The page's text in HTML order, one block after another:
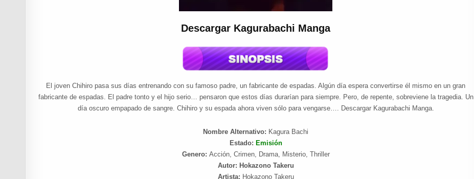
Descargar Kagurabachi Manga
El joven Chihiro pasa sus días entrenando con su famoso padre, un fabricante de espadas. Algún día espera convertirse él mismo en un gran
fabricante de espadas. El padre tonto y el hijo serio… pensaron que estos días durarían para siempre. Pero, de repente, sobreviene la tragedia. Un
día oscuro empapado de sangre. Chihiro y su espada ahora viven sólo para vengarse…. Descargar Kagurabachi Manga.
Nombre Alternativo: Kagura Bachi
Estado: Emisión
Genero: Acción, Crimen, Drama, Misterio, Thriller
Autor: Hokazono Takeru
Artista: Hokazono Takeru